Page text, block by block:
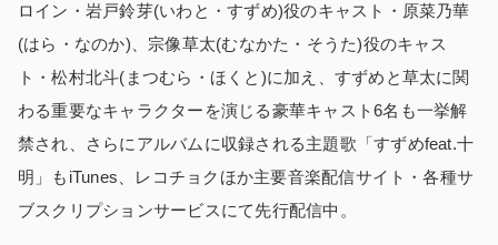
ロイン・岩戸鈴芽(いわと・すずめ)役のキャスト・原菜乃華
(はら・なのか)、宗像草太(むなかた・そうた)役のキャス
ト・松村北斗(まつむら・ほくと)に加え、すずめと草太に関
わる重要なキャラクターを演じる豪華キャスト6名も一挙解
禁され、さらにアルバムに収録される主題歌「すずめfeat.十
明」もiTunes、レコチョクほか主要音楽配信サイト・各種サ
ブスクリプションサービスにて先行配信中。